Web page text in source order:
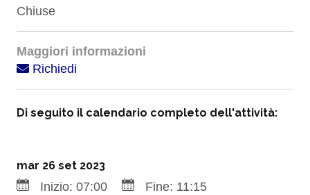
Chiuse
Maggiori informazioni
Richiedi
Di seguito il calendario completo dell'attività:
mar 26 set 2023
Inizio: 07:00 Fine: 11:15